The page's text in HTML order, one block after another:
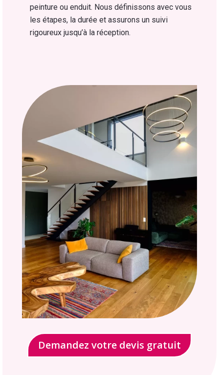
peinture ou enduit. Nous définissons avec vous
les étapes, la durée et assurons un suivi
rigoureux jusqu’à la réception.
Demandez votre devis gratuit